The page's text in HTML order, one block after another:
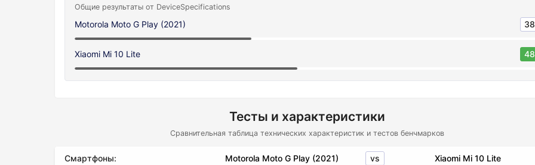
Общие результаты от DeviceSpecifications
Motorola Moto G Play (2021) 38
Xiaomi Mi 10 Lite 48
Тесты и характеристики
Сравнительная таблица технических характеристик и тестов бенчмарков
Смартфоны: Motorola Moto G Play (2021) vs Xiaomi Mi 10 Lite